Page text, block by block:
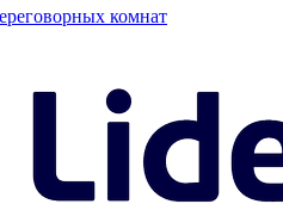
комнат